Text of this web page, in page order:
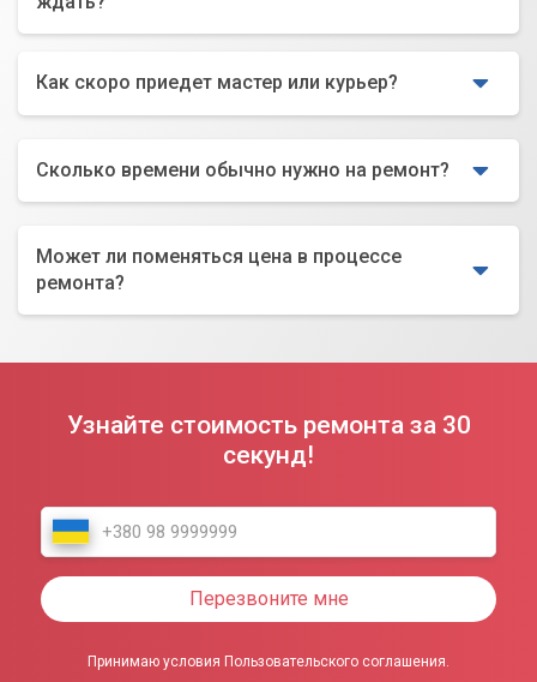
Как скоро приедет мастер или курьер?
Сколько времени обычно нужно на ремонт?
Может ли поменяться цена в процессе
ремонта?
Узнайте стоимость ремонта за 30
секунд!
Перезвоните мне
Принимаю условия Пользовательского соглашения.